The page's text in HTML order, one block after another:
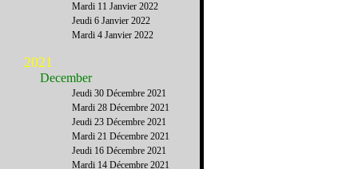
Mardi 11 Janvier 2022
Jeudi 6 Janvier 2022
Mardi 4 Janvier 2022
2021
December
Jeudi 30 Décembre 2021
Mardi 28 Décembre 2021
Jeudi 23 Décembre 2021
Mardi 21 Décembre 2021
Jeudi 16 Décembre 2021
Mardi 14 Décembre 2021